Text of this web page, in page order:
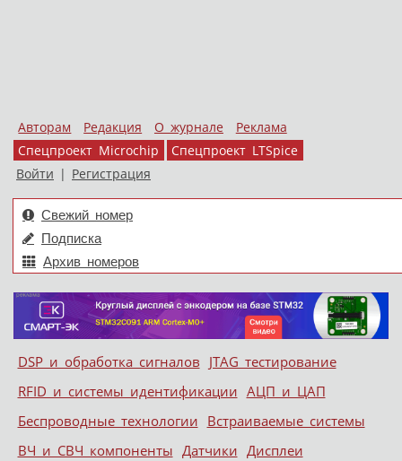
Авторам Редакция О журнале
Реклама
Спецпроект Microchip
Спецпроект LTSpice
Войти | Регистрация
Свежий номер
Подписка
Архив номеров
Меню
Skip to content
DSP и обработка сигналов JTAG тестирование
RFID и системы идентификации АЦП и ЦАП
Беспроводные технологии Встраиваемые системы
ВЧ и СВЧ компоненты Датчики Дисплеи